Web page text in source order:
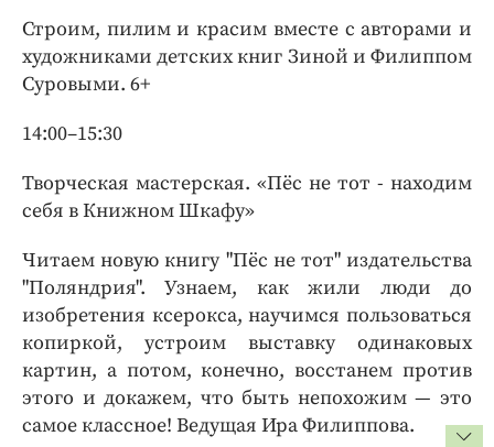
Строим, пилим и красим вместе с авторами и
художниками детских книг Зиной и Филиппом
Суровыми. 6+
14:00–15:30
Творческая мастерская. «Пёс не тот - находим
себя в Книжном Шкафу»
Читаем новую книгу "Пёс не тот" издательства
"Поляндрия". Узнаем, как жили люди до
изобретения ксерокса, научимся пользоваться
копиркой, устроим выставку одинаковых
картин, а потом, конечно, восстанем против
этого и докажем, что быть непохожим — это
самое классное! Ведущая Ира Филиппова.